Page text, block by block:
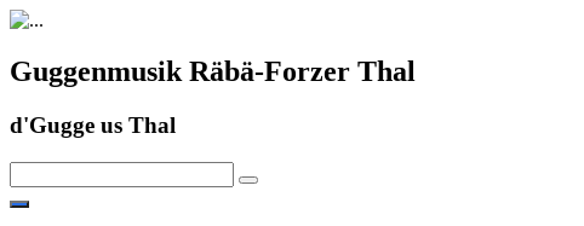
Guggenmusik Räbä-Forzer Thal
d'Gugge us Thal